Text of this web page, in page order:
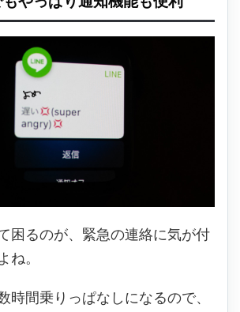
困るのが、緊急の連絡に気が付
ね。
時間乗りっぱなしになるので、